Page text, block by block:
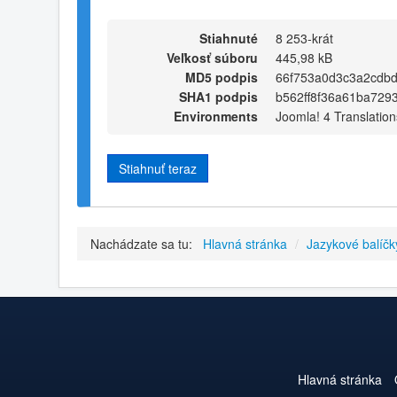
Stiahnuté
8 253-krát
Veľkosť súboru
445,98 kB
MD5 podpis
SHA1 podpis
Environments
Joomla! 4
Stiahnuť teraz
Nachádzate sa tu: Hlavná stránka / Jazykové
Hlavná stránka